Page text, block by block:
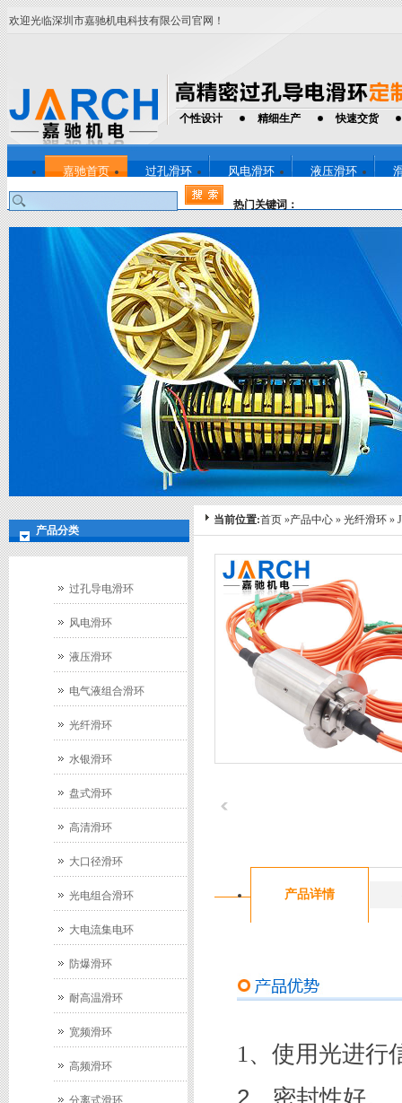
欢迎光临深圳市嘉驰机电科技有限公司官网！
个性设计 精细生产 快速交货
嘉驰首页 过孔滑环 风电滑环 液压滑环
热门关键词：
产品分类
过孔导电滑环
风电滑环
液压滑环
电气液组合滑环
光纤滑环
水银滑环
盘式滑环
高清滑环
大口径滑环
光电组合滑环
大电流集电环
防爆滑环
耐高温滑环
宽频滑环
高频滑环
分离式滑环
当前位置:首页 »产品中心 » 光纤滑环 »
产品详情
1、使用光进行
2、密封性好。